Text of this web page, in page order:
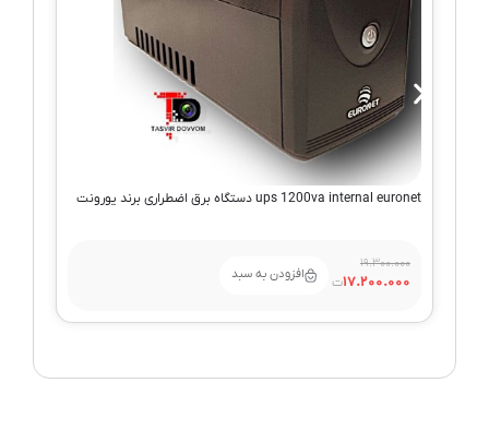
ups 1200va internal euronet دستگاه برق اضطراری برند یورونت
19.300.000
17.200.000 افزودن به سبد